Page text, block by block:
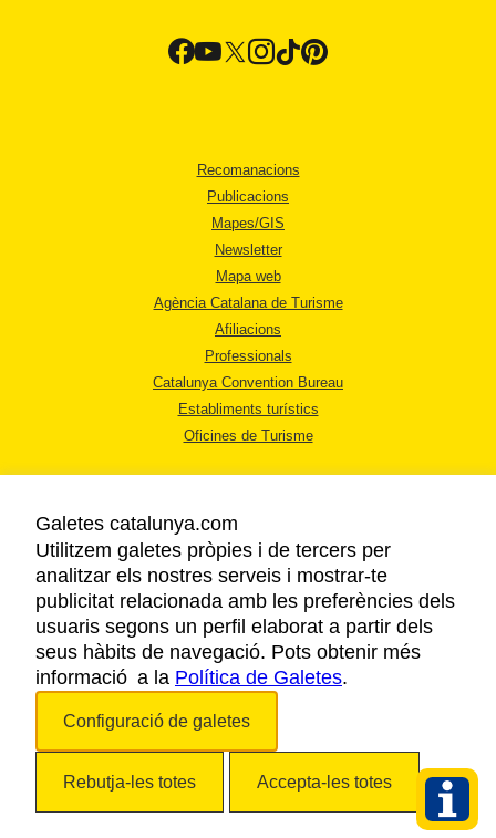
Recomanacions
Publicacions
Mapes/GIS
Newsletter
Mapa web
Agència Catalana de Turisme
Afiliacions
Professionals
Catalunya Convention Bureau
Establiments turístics
Oficines de Turisme
AVÍS LEGAL
POLÍTICA DE PRIVACITAT
COOKIES
ACCESSIBILITAT
Galetes catalunya.com
Utilitzem galetes pròpies i de tercers per
analitzar els nostres serveis i mostrar-te
publicitat relacionada amb les preferències dels
usuaris segons un perfil elaborat a partir dels
seus hàbits de navegació. Pots obtenir més
informació a la Política de Galetes.
Configuració de galetes
Rebutja-les totes Accepta-les totes